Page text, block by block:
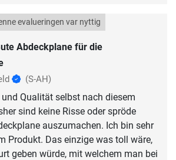
Abdeckplane für die
evalueringen var nyttig
(S-AH)
Qualität selbst nach diesem
sind keine Risse oder spröde
auszumachen. Ich bin sehr
Produkt. Das einzige was toll wäre,
geben würde, mit welchem man bei